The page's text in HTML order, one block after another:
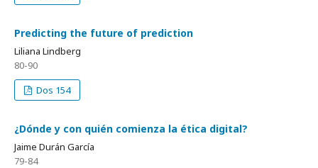
Predicting the future of prediction
Liliana Lindberg
80-90
Dos 154
¿Dónde y con quién comienza la ética digital?
Jaime Durán García
79-84